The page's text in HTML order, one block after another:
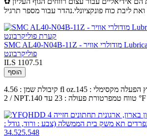
SMC AL40-N04B-11Z - מודולרי אוויר Lubricator - 1/2 NPT, קערת
פוליקרבונט
ILS 1107.51
הוסף
קיבולת שמן : 4.56 fl oz.לחץ הפעלה מקסימלי : 145 psi.סוג יציאה : 1